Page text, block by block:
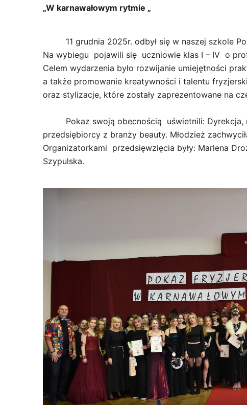
„W karnawałowym rytmie „
11 grudnia 2025r. odbył się w naszej szkole
Na wybiegu pojawili się uczniowie klas I – IV o
Celem wydarzenia było rozwijanie umiejętności
a także promowanie kreatywności i talentu
oraz stylizacje, które zostały zaprezentowane na
Pokaz swoją obecnością uświetnili: Dyrekcja,
przedsiębiorcy z branży beauty. Młodzież
Organizatorkami przedsięwzięcia były: Marlena
Szypulska.